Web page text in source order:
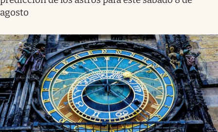
agosto